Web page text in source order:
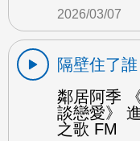
2026/03/07
隔壁住了誰
鄰居阿季
談戀愛》
之歌 FM